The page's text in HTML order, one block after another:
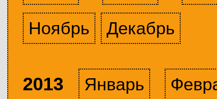
Ноябрь
Декабрь
2013 Январь